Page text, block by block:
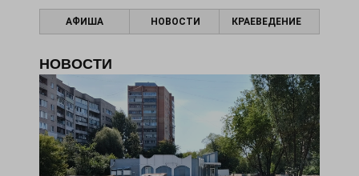
АФИША НОВОСТИ КРАЕВЕДЕНИЕ
НОВОСТИ